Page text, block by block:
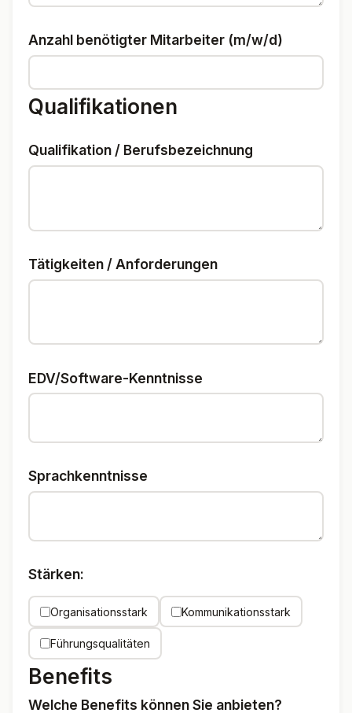
Anzahl benötigter Mitarbeiter (m/w/d)
Qualifikationen
Qualifikation / Berufsbezeichnung
Tätigkeiten / Anforderungen
EDV/Software-Kenntnisse
Sprachkenntnisse
Stärken:
Organisationsstark Kommunikationsstark
Führungsqualitäten
Benefits
Welche Benefits können Sie anbieten?